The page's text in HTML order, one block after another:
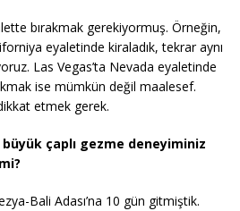
bırakmak gerekiyormuş. Örneğin,
eyaletinde kiraladık, tekrar aynı
Las Vegas’ta Nevada eyaletinde
ise mümkün değil maalesef.
etmek gerek.
çaplı gezme deneyiminiz
Bali Adası’na 10 gün gitmiştik.